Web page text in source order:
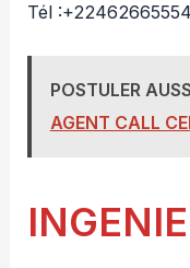
Tél
POSTULER
AGENT CALL